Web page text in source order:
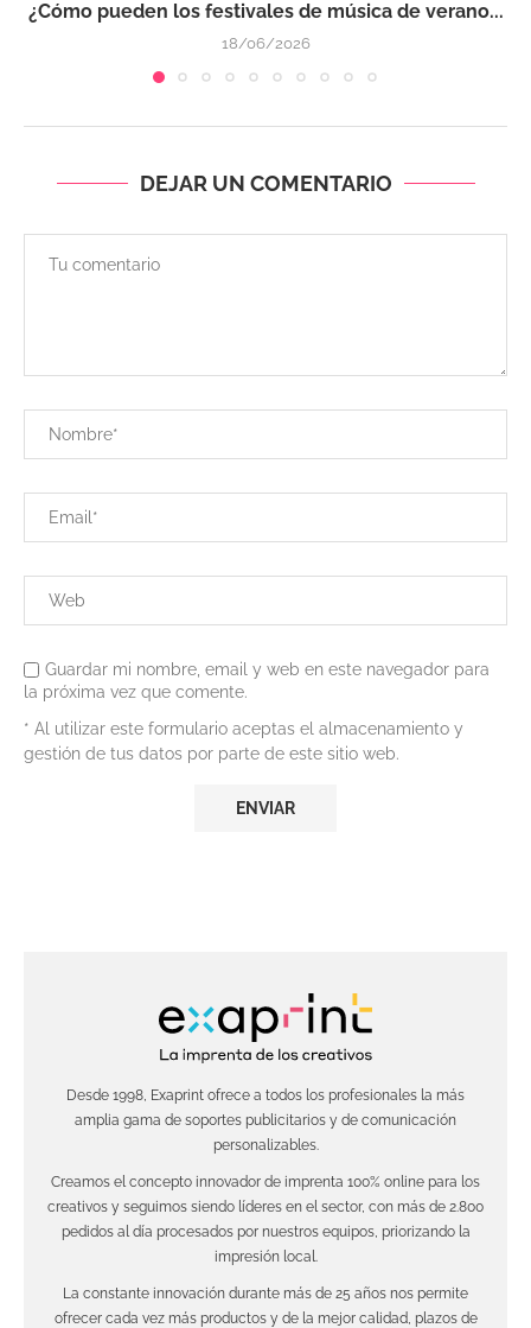
¿Cómo pueden los festivales de música de verano...
18/06/2026
DEJAR UN COMENTARIO
Guardar mi nombre, email y web en este navegador para
la próxima vez que comente.
* Al utilizar este formulario aceptas el almacenamiento y
gestión de tus datos por parte de este sitio web.
Desde 1998, Exaprint ofrece a todos los profesionales la más
amplia gama de soportes publicitarios y de comunicación
personalizables.
Creamos el concepto innovador de imprenta 100% online para los
creativos y seguimos siendo líderes en el sector, con más de 2.800
pedidos al día procesados por nuestros equipos, priorizando la
impresión local.
La constante innovación durante más de 25 años nos permite
ofrecer cada vez más productos y de la mejor calidad, plazos de